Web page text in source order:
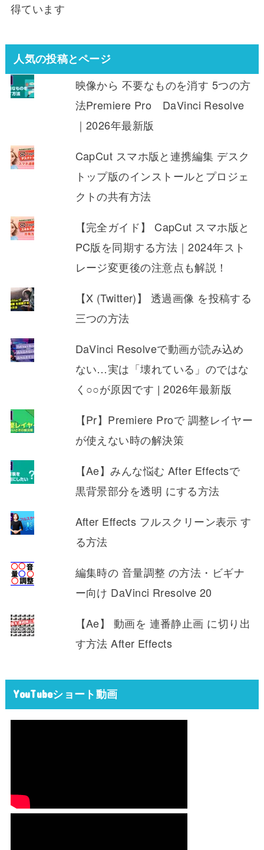
得ています
人気の投稿とページ
映像から 不要なものを消す 5つの方
法Premiere Pro DaVinci Resolve
｜2026年最新版
CapCut スマホ版と連携編集 デスク
トップ版のインストールとプロジェ
クトの共有方法
【完全ガイド】 CapCut スマホ版と
PC版を同期する方法｜2024年スト
レージ変更後の注意点も解説！
【X (Twitter)】 透過画像 を投稿する
三つの方法
DaVinci Resolveで動画が読み込め
ない…実は「壊れている」のではな
く○○が原因です | 2026年最新版
【Pr】Premiere Proで 調整レイヤー
が使えない時の解決策
【Ae】みんな悩む After Effectsで
黒背景部分を透明 にする方法
After Effects フルスクリーン表示 す
る方法
編集時の 音量調整 の方法・ビギナ
ー向け DaVinci Rresolve 20
【Ae】 動画を 連番静止画 に切り出
す方法 After Effects
YouTubeショート動画